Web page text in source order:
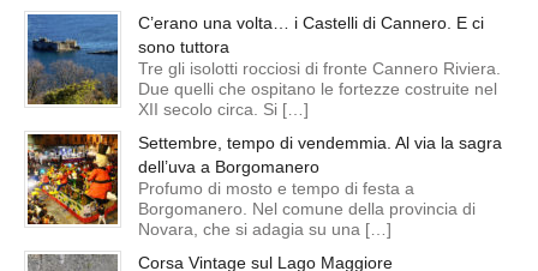
C’erano una volta… i Castelli di Cannero. E ci
sono tuttora
Tre gli isolotti rocciosi di fronte Cannero Riviera.
Due quelli che ospitano le fortezze costruite nel
XII secolo circa. Si […]
Settembre, tempo di vendemmia. Al via la sagra
dell’uva a Borgomanero
Profumo di mosto e tempo di festa a
Borgomanero. Nel comune della provincia di
Novara, che si adagia su una […]
Corsa Vintage sul Lago Maggiore